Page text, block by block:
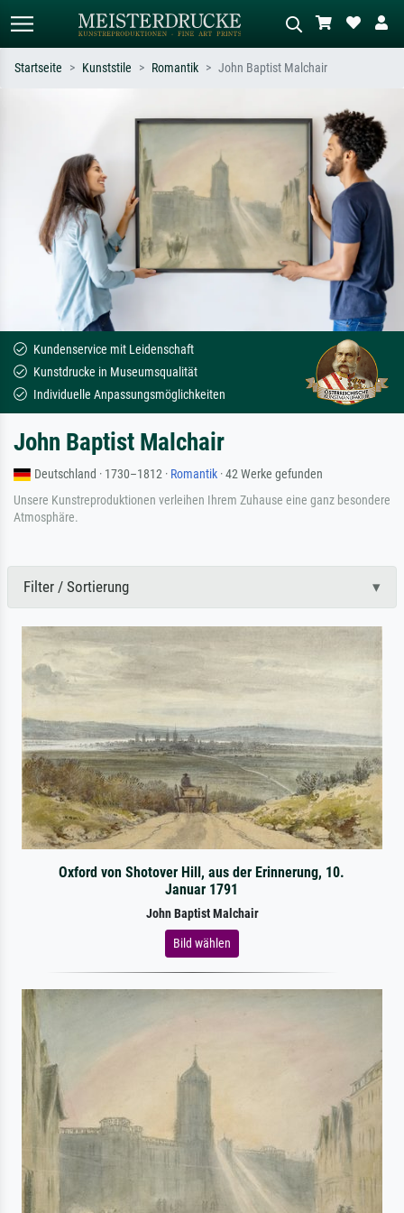
Suchen Sie nach Künstlern, Werktiteln
oder Stilen – z.B. Monet,
Sternennacht, Impressionismus, Welle
Hokusai, Akt.
Beschreiben Sie die Szene – z.B. Grüne
Wiese, Abstrakt mit viel Rot, Dunkles
Ölgemälde, Stehender Akt neben einem
Baum.
Startseite Kunststile Romantik John Baptist Malchair
Kundenservice mit Leidenschaft
Kunstdrucke in Museumsqualität
Individuelle Anpassungsmöglichkeiten
John Baptist Malchair
Deutschland · 1730–1812 · Romantik · 42 Werke gefunden
Unsere Kunstreproduktionen verleihen Ihrem Zuhause eine ganz besondere
Atmosphäre.
Filter / Sortierung
Oxford von Shotover Hill, aus der Erinnerung, 10.
Januar 1791
John Baptist Malchair
Bild wählen